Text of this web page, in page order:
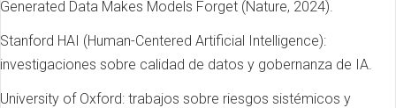
Generated Data Makes Models Forget (Nature, 2024).
Stanford HAI (Human-Centered Artificial Intelligence):
investigaciones sobre calidad de datos y gobernanza de IA.
University of Oxford: trabajos sobre riesgos sistémicos y